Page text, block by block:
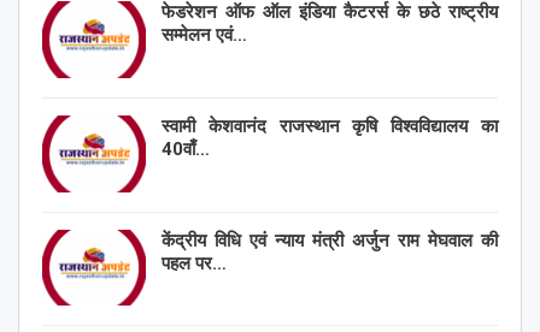
फेडरेशन ऑफ ऑल इंडिया कैटरर्स के छठे राष्ट्रीय
सम्मेलन एवं…
स्वामी केशवानंद राजस्थान कृषि विश्वविद्यालय का
40वाँ…
केंद्रीय विधि एवं न्याय मंत्री अर्जुन राम मेघवाल की
पहल पर…